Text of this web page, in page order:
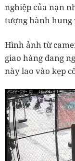
nghiệp của nạn
tượng hành hung
Hình ảnh từ
giao hàng đang
này lao vào kẹp